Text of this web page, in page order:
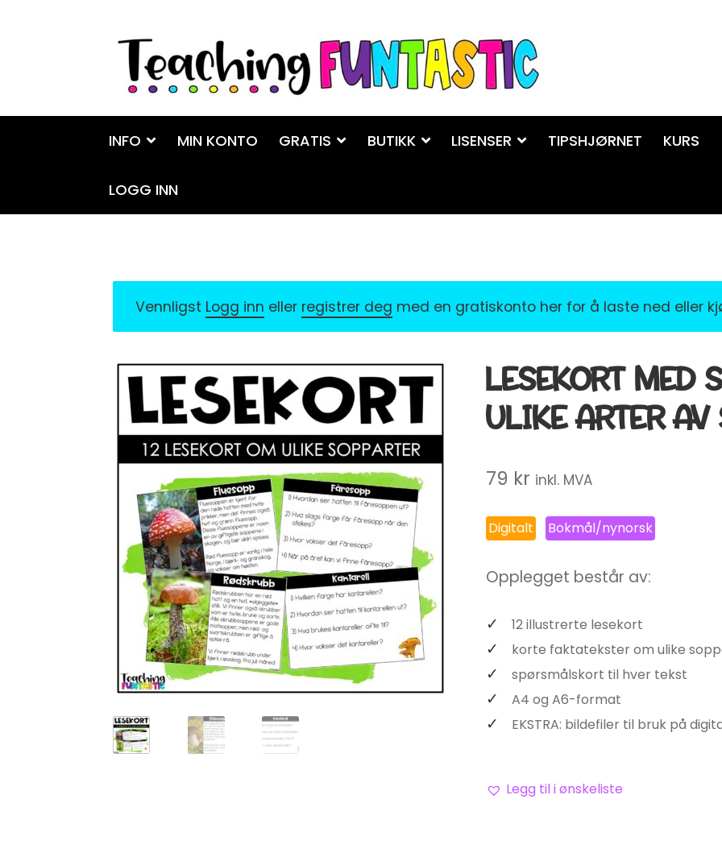
Hopp
navigasjon
Hopp
innhold
INFO MIN KONTO GRATIS BUTIKK LISENSER TIPSHJØRNET KURS
LOGG INN
Vennligst Logg inn eller registrer deg med en gratiskonto her for å laste ned eller
LESEKORT
ULIKE ARTER
79 kr inkl. MVA
Digitalt Bokmål/nynorsk
Opplegget består av:
12 illustrerte lesekort
korte faktatekster om ulike
spørsmålskort til hver tekst
A4 og A6-format
EKSTRA: bildefiler til bruk på
Legg til i ønskeliste